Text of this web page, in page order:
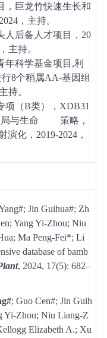
，巨龙竹快速生长和
，主持。
后备人才项目， 20
主持。
年科学基金项目 ,利
8个稻属AA-基因组
持。
项（B类）， XDB31
局与生命 策略，
演化， 2019-2024，
Jin Guihua#; Zh
Yang Yi-Zhou; Niu
Ma Peng-Fei*; Li
database of bamb
, 2024, 17(5): 682–
; Guo Cen#; Jin Guih
Yi-Zhou; Niu Liang-Z
Elizabeth A.; Xu